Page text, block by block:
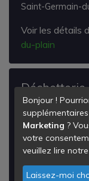
Saint-Germain-
Voir les détails
du-plain
Saint-andre-en-
71440
Saint-André-en-
Voir les détails
bresse
Bonjour !
Marketing ?
votre
veuillez lire notre
Laissez-moi